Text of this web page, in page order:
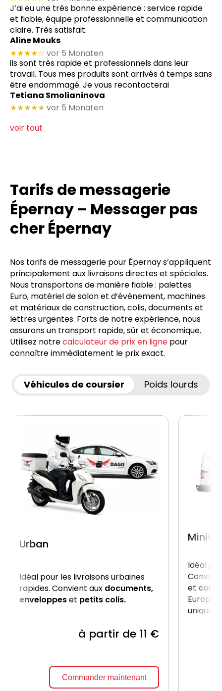
J’ai eu une très bonne expérience : service rapide
et fiable, équipe professionnelle et communication
claire. Très satisfait.
Aline Mouks
★★★★☆ vor 5 Monaten
ils sont très rapide et professionnels dans leur
travail. Tous mes produits sont arrivés à temps sans
être endommagé. Je vous recontacterai
Tetiana Smolianinova
★★★★★ vor 5 Monaten
voir tout
Tarifs de messagerie
Épernay – Messager pas
cher Épernay
Nos tarifs de messagerie pour Épernay s’appliquent
principalement aux livraisons directes et spéciales.
Nous transportons de manière fiable : palettes
Euro, matériel de salon et d’événement, machines
et matériaux de construction, colis, documents et
lettres urgentes. Forts de notre expérience, nous
assurons un transport rapide, sûr et économique.
Utilisez notrecalculateur de prix en ligne pour
connaître immédiatement le prix exact.
Véhicules de coursier Poids lourds
Urban
Idéal pour les livraisons urbaines
rapides. Convient aux documents,
enveloppeset petits colis.
à partir de 11 €
Commander maintenant
Idéal
et
Europe,